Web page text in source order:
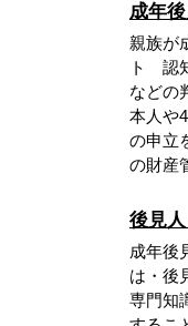
成年
親族が
ト 認
などの
本人や
の申立
の財産
後見
成年後
は・後
専門知